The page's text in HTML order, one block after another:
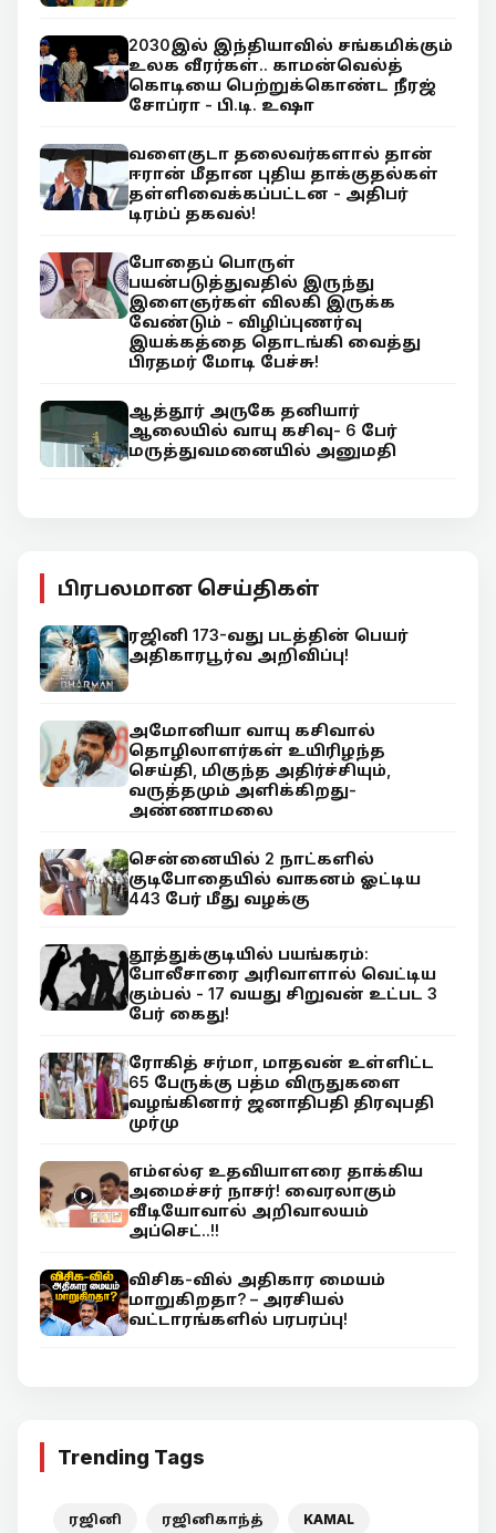
2030இல் இந்தியாவில் சங்கமிக்கும்
உலக வீரர்கள்.. காமன்வெல்த்
கொடியை பெற்றுக்கொண்ட நீரஜ்
சோப்ரா - பி.டி. உஷா
வளைகுடா தலைவர்களால் தான்
ஈரான் மீதான புதிய தாக்குதல்கள்
தள்ளிவைக்கப்பட்டன - அதிபர்
டிரம்ப் தகவல்!
போதைப் பொருள்
பயன்படுத்துவதில் இருந்து
இளைஞர்கள் விலகி இருக்க
வேண்டும் - விழிப்புணர்வு
இயக்கத்தை தொடங்கி வைத்து
பிரதமர் மோடி பேச்சு!
ஆத்தூர் அருகே தனியார்
ஆலையில் வாயு கசிவு- 6 பேர்
மருத்துவமனையில் அனுமதி
பிரபலமான செய்திகள்
ரஜினி 173-வது படத்தின் பெயர்
அதிகாரபூர்வ அறிவிப்பு!
அமோனியா வாயு கசிவால்
தொழிலாளர்கள் உயிரிழந்த
செய்தி, மிகுந்த அதிர்ச்சியும்,
வருத்தமும் அளிக்கிறது-
அண்ணாமலை
சென்னையில் 2 நாட்களில்
குடிபோதையில் வாகனம் ஓட்டிய
443 பேர் மீது வழக்கு
தூத்துக்குடியில் பயங்கரம்:
போலீசாரை அரிவாளால் வெட்டிய
கும்பல் - 17 வயது சிறுவன் உட்பட 3
பேர் கைது!
ரோகித் சர்மா, மாதவன் உள்ளிட்ட
65 பேருக்கு பத்ம விருதுகளை
வழங்கினார் ஜனாதிபதி திரவுபதி
முர்மு
எம்எல்ஏ உதவியாளரை தாக்கிய
அமைச்சர் நாசர்! வைரலாகும்
வீடியோவால் அறிவாலயம்
அப்செட்..!!
விசிக-வில் அதிகார மையம்
மாறுகிறதா? – அரசியல்
வட்டாரங்களில் பரபரப்பு!
Trending Tags
ரஜினி ரஜினிகாந்த் KAMAL